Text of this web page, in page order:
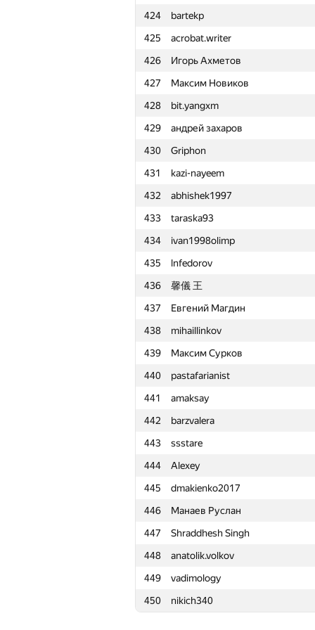
424
bartekp
425
acrobat.writer
426
Игорь Ахметов
427
Максим Новиков
428
bit.yangxm
429
андрей захаров
430
Griphon
431
kazi-nayeem
432
abhishek1997
433
taraska93
434
ivan1998olimp
435
lnfedorov
436
馨儀 王
437
Евгений Магдин
438
mihaillinkov
439
Максим Сурков
440
pastafarianist
441
amaksay
442
barzvalera
443
ssstare
444
Alexey
445
dmakienko2017
446
Манаев Руслан
447
Shraddhesh Singh
448
anatolik.volkov
449
vadimology
450
nikich340
401 shanto86.dragoon
402
d.i.sergeev
403
dtskhondia
404
vit.vasilev2018
405
vmos1999
406
vu.borisoff
407
mipt.lambda
408
KorolevNS98
409
kyntsevichvova
410
AndrewSergunin
411
howtodo
412
Gigi Pataraia
413
mark.kornejchik
414
annbumagina
415
Al3zzam
416
karas.ona
417
Денис Иванов
418
andrey.khamukhin
419
zscoder
420
kai977
421
Huseyn Haciyev
422
petroff.97
423
kukovski.pavel
424
bartekp
425
acrobat.writer
426
Игорь Ахметов
427
Максим Новиков